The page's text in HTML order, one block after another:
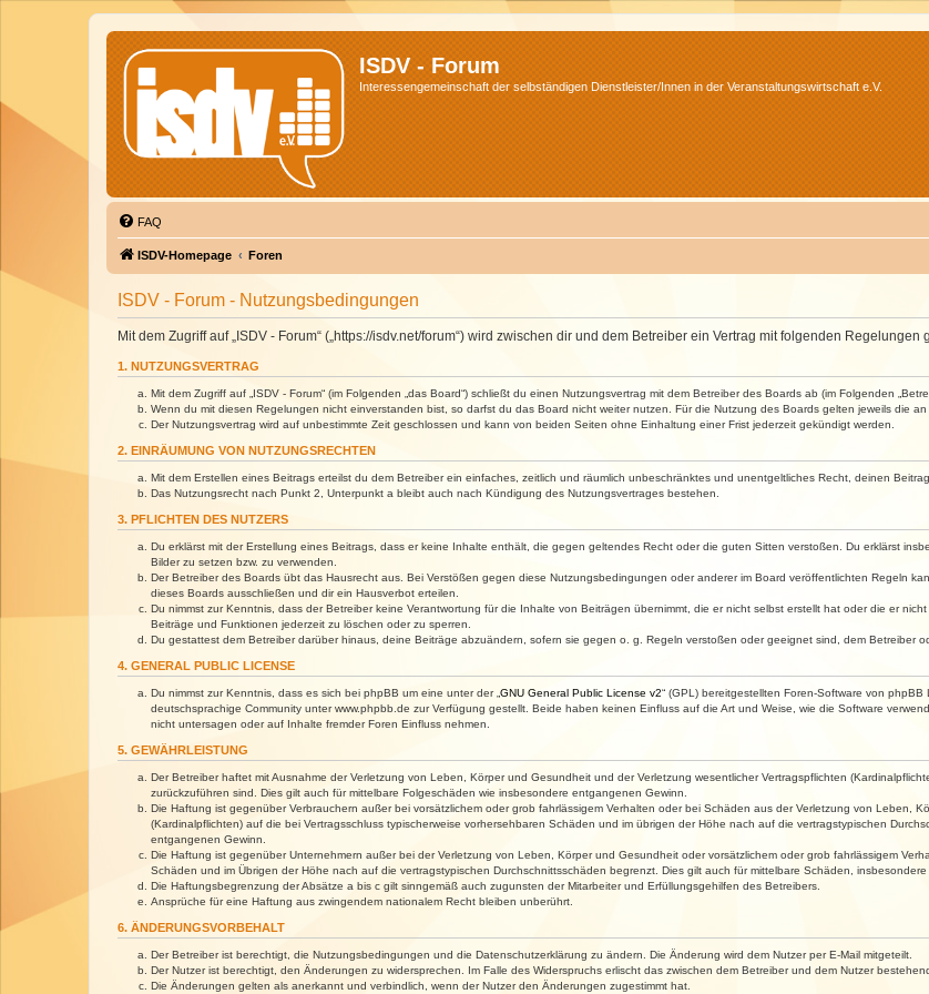
ISDV - Forum
Interessengemeinschaft der selbständigen Dienstleister/Innen in der Veranstaltungswirtschaft e.V.
FAQ
ISDV-Homepage Foren
ISDV - Forum - Nutzungsbedingungen
Mit dem Zugriff auf „ISDV - Forum“ („https://isdv.net/forum“) wird zwischen dir und dem Betreiber ein Vertrag mit folgenden Regelungen
1. NUTZUNGSVERTRAG
Mit dem Zugriff auf „ISDV - Forum“ (im Folgenden „das Board“) schließt du einen Nutzungsvertrag mit dem Betreiber des Boards ab (im Folgenden
Wenn du mit diesen Regelungen nicht einverstanden bist, so darfst du das Board nicht weiter nutzen. Für die Nutzung des Boards gelten jeweils die
Der Nutzungsvertrag wird auf unbestimmte Zeit geschlossen und kann von beiden Seiten ohne Einhaltung einer Frist jederzeit gekündigt werden.
2. EINRÄUMUNG VON NUTZUNGSRECHTEN
Mit dem Erstellen eines Beitrags erteilst du dem Betreiber ein einfaches, zeitlich und räumlich unbeschränktes und unentgeltliches Recht, deinen
Das Nutzungsrecht nach Punkt 2, Unterpunkt a bleibt auch nach Kündigung des Nutzungsvertrages bestehen.
3. PFLICHTEN DES NUTZERS
Du erklärst mit der Erstellung eines Beitrags, dass er keine Inhalte enthält, die gegen geltendes Recht oder die guten Sitten verstoßen. Du erklärst
Bilder zu setzen bzw. zu verwenden.
Der Betreiber des Boards übt das Hausrecht aus. Bei Verstößen gegen diese Nutzungsbedingungen oder anderer im Board veröffentlichten Regeln
dieses Boards ausschließen und dir ein Hausverbot erteilen.
Du nimmst zur Kenntnis, dass der Betreiber keine Verantwortung für die Inhalte von Beiträgen übernimmt, die er nicht selbst erstellt hat oder die er
Beiträge und Funktionen jederzeit zu löschen oder zu sperren.
Du gestattest dem Betreiber darüber hinaus, deine Beiträge abzuändern, sofern sie gegen o. g. Regeln verstoßen oder geeignet sind, dem Betreiber
4. GENERAL PUBLIC LICENSE
Du nimmst zur Kenntnis, dass es sich bei phpBB um eine unter der „ GNU General Public License v2“ (GPL) bereitgestellten Foren-Software von
deutschsprachige Community unter www.phpbb.de zur Verfügung gestellt. Beide haben keinen Einfluss auf die Art und Weise, wie die Software
nicht untersagen oder auf Inhalte fremder Foren Einfluss nehmen.
5. GEWÄHRLEISTUNG
Der Betreiber haftet mit Ausnahme der Verletzung von Leben, Körper und Gesundheit und der Verletzung wesentlicher Vertragspflichten
zurückzuführen sind. Dies gilt auch für mittelbare Folgeschäden wie insbesondere entgangenen Gewinn.
Die Haftung ist gegenüber Verbrauchern außer bei vorsätzlichem oder grob fahrlässigem Verhalten oder bei Schäden aus der Verletzung von Leben,
(Kardinalpflichten) auf die bei Vertragsschluss typischerweise vorhersehbaren Schäden und im übrigen der Höhe nach auf die vertragstypischen
entgangenen Gewinn.
Die Haftung ist gegenüber Unternehmern außer bei der Verletzung von Leben, Körper und Gesundheit oder vorsätzlichem oder grob fahrlässigem
Schäden und im Übrigen der Höhe nach auf die vertragstypischen Durchschnittsschäden begrenzt. Dies gilt auch für mittelbare Schäden, insbesondere
Die Haftungsbegrenzung der Absätze a bis c gilt sinngemäß auch zugunsten der Mitarbeiter und Erfüllungsgehilfen des Betreibers.
Ansprüche für eine Haftung aus zwingendem nationalem Recht bleiben unberührt.
6. ÄNDERUNGSVORBEHALT
Der Betreiber ist berechtigt, die Nutzungsbedingungen und die Datenschutzerklärung zu ändern. Die Änderung wird dem Nutzer per E-Mail mitgeteilt.
Der Nutzer ist berechtigt, den Änderungen zu widersprechen. Im Falle des Widerspruchs erlischt das zwischen dem Betreiber und dem Nutzer
Die Änderungen gelten als anerkannt und verbindlich, wenn der Nutzer den Änderungen zugestimmt hat.